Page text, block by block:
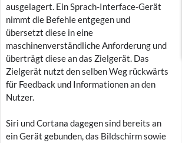
ausgelagert. Ein Sprach-Interface-Gerät
nimmt die Befehle entgegen und
übersetzt diese in eine
maschinenverständliche Anforderung und
überträgt diese an das Zielgerät. Das
Zielgerät nutzt den selben Weg rückwärts
für Feedback und Informationen an den
Nutzer.
Siri und Cortana dagegen sind bereits an
ein Gerät gebunden, das Bildschirm sowie